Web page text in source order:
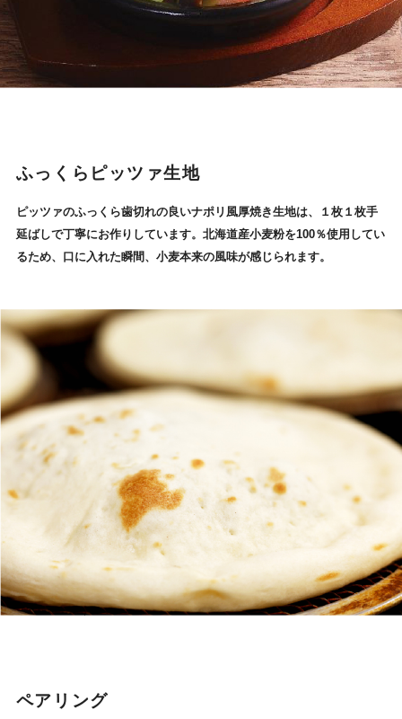
ふっくらピッツァ生地
ピッツァのふっくら歯切れの良いナポリ風厚焼き生地は、１枚１枚手
延ばしで丁寧にお作りしています。 北海道産小麦粉を100％使用してい
るため、口に入れた瞬間、小麦本来の風味が感じられます。
ペアリング